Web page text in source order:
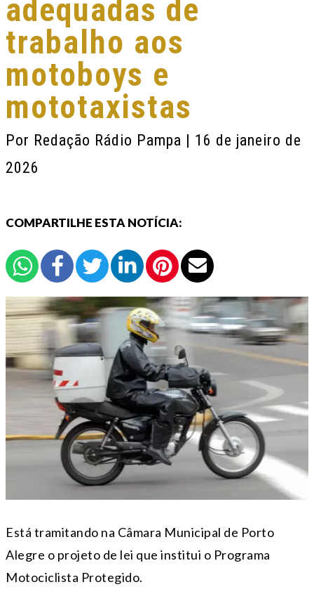
adequadas de
trabalho aos
motoboys e
mototaxistas
Por Redação Rádio Pampa | 16 de janeiro de
2026
COMPARTILHE ESTA NOTÍCIA:
Está tramitando na Câmara Municipal de Porto
Alegre o projeto de lei que institui o Programa
Motociclista Protegido.